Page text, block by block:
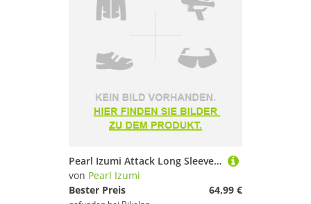
Pearl Izumi Attack Long Sleeve Jersey Grau 2XL Frau
von Pearl Izumi
Bester Preis
64,99 €